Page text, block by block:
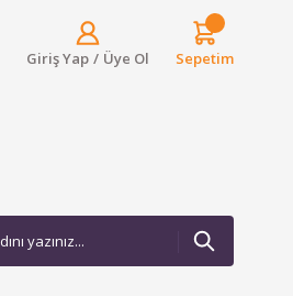
Giriş Yap / Üye Ol Sepetim